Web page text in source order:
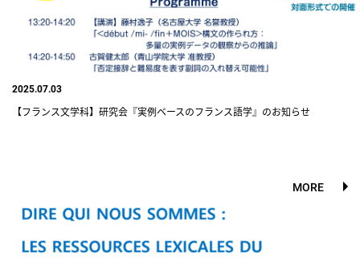
2025.07.03
【フランス文学科】研究会『実例ベースのフランス語学』のお知らせ
MORE